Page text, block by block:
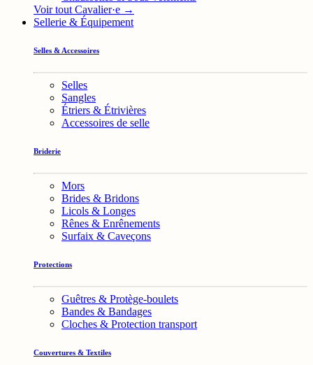
Voir tout Cavalier·e →
Sellerie & Équipement
Selles & Accessoires
Selles
Sangles
Étriers & Étrivières
Accessoires de selle
Briderie
Mors
Brides & Bridons
Licols & Longes
Rênes & Enrênements
Surfaix & Caveçons
Protections
Guêtres & Protège-boulets
Bandes & Bandages
Cloches & Protection transport
Couvertures & Textiles